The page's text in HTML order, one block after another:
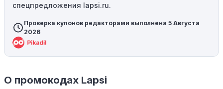
спецпредложения lapsi.ru.
Проверка купонов редакторами выполнена 5 Августа
2026
О промокодах Lapsi